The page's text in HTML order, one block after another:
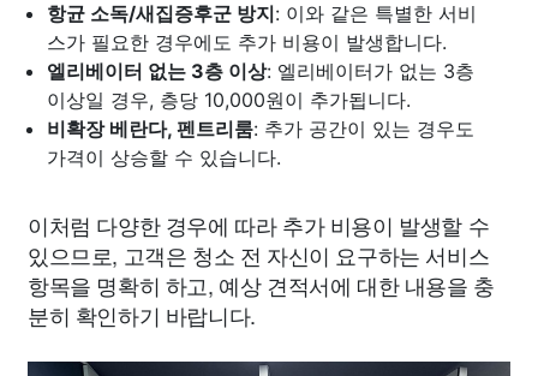
항균 소독/새집증후군 방지: 이와 같은 특별한 서비
스가 필요한 경우에도 추가 비용이 발생합니다.
엘리베이터 없는 3층 이상: 엘리베이터가 없는 3층
이상일 경우, 층당 10,000원이 추가됩니다.
비확장 베란다, 펜트리룸: 추가 공간이 있는 경우도
가격이 상승할 수 있습니다.
이처럼 다양한 경우에 따라 추가 비용이 발생할 수
있으므로, 고객은 청소 전 자신이 요구하는 서비스
항목을 명확히 하고, 예상 견적서에 대한 내용을 충
분히 확인하기 바랍니다.